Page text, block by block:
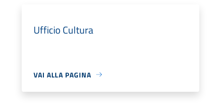
Ufficio Cultura
VAI ALLA PAGINA